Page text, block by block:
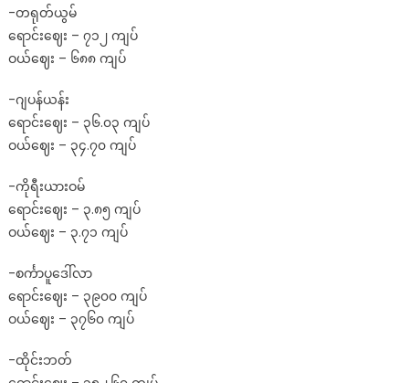
-တရုတ်ယွမ်
ရောင်းဈေး – ၇၁၂ ကျပ်
ဝယ်ဈေး – ၆၈၈ ကျပ်
-ဂျပန်ယန်း
ရောင်းဈေး – ၃၆.၀၃ ကျပ်
ဝယ်ဈေး – ၃၄.၇၀ ကျပ်
-ကိုရီးယားဝမ်
ရောင်းဈေး – ၃.၈၅ ကျပ်
ဝယ်ဈေး – ၃.၇၁ ကျပ်
-စင်္ကာပူဒေါ်လာ
ရောင်းဈေး – ၃၉၀၀ ကျပ်
ဝယ်ဈေး – ၃၇၆၀ ကျပ်
-ထိုင်းဘတ်